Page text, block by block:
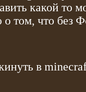
какой то
о том, что без
в